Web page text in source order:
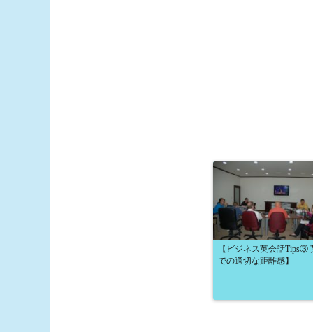
【ビジネス英会話Tips③
での適切な距離感】